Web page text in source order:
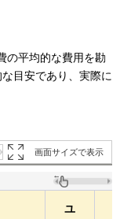
の平均的な費用を勘
目安であり、実際に
画面サイズで表示
ユ